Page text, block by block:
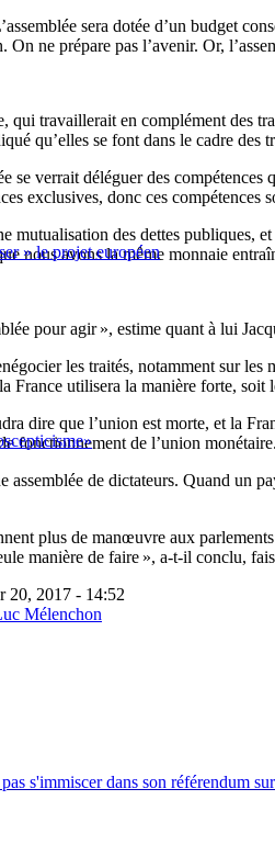
sera dotée d’un budget
ne prépare pas l’avenir. Or,
qui travaillerait en complément des
qu’elles se font dans le cadre des
se verrait déléguer des
exclusives, donc ces compétences
» le projet européen
des dettes publiques,
nous avons la même monnaie
pour agir », estime quant à lui
les traités, notamment sur
France utilisera la manière forte,
dire que l’union est morte, et la
fonctionnement de l’union
assemblée de dictateurs. Quand un
plus de manœuvre aux
manière de faire », a-t-il conclu,
20, 2017 - 14:52
Mélenchon
s'immiscer dans son référendum